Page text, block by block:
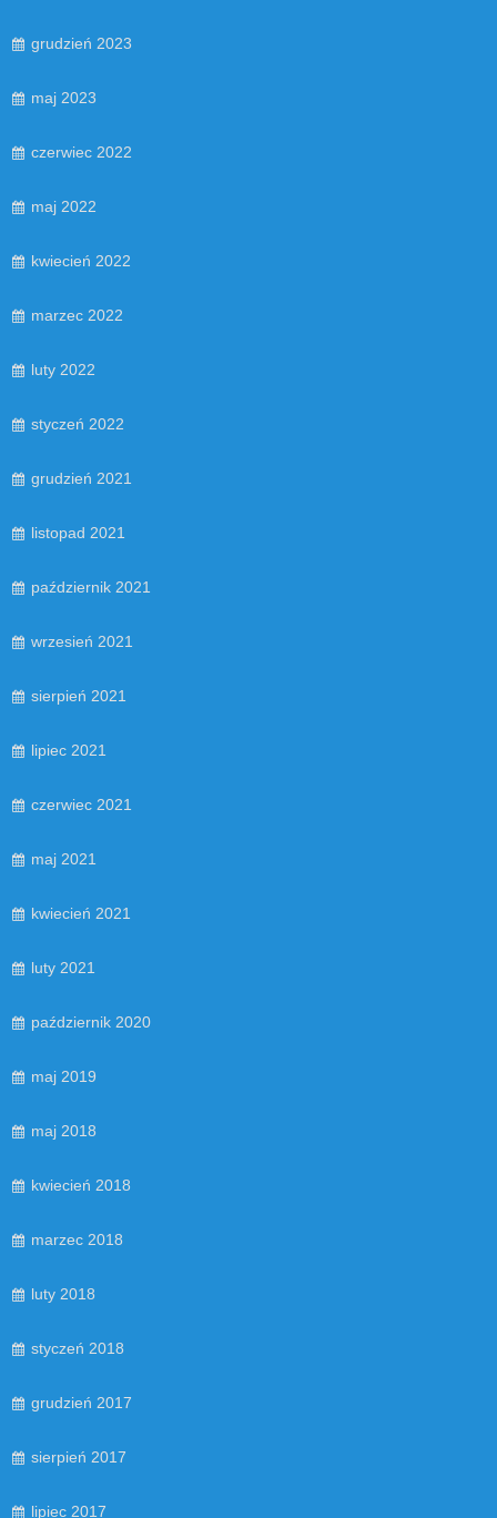
grudzień 2023
maj 2023
czerwiec 2022
maj 2022
kwiecień 2022
marzec 2022
luty 2022
styczeń 2022
grudzień 2021
listopad 2021
październik 2021
wrzesień 2021
sierpień 2021
lipiec 2021
czerwiec 2021
maj 2021
kwiecień 2021
luty 2021
październik 2020
maj 2019
maj 2018
kwiecień 2018
marzec 2018
luty 2018
styczeń 2018
grudzień 2017
sierpień 2017
lipiec 2017